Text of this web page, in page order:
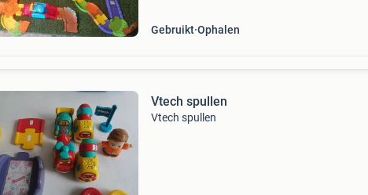
Gebruikt Ophalen
Vtech spullen
Vtech spullen